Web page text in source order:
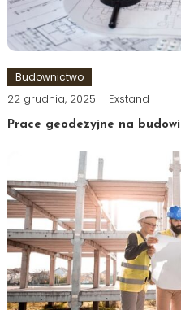
Budownictwo
22 grudnia, 2025 Exstand
Prace geodezyjne na